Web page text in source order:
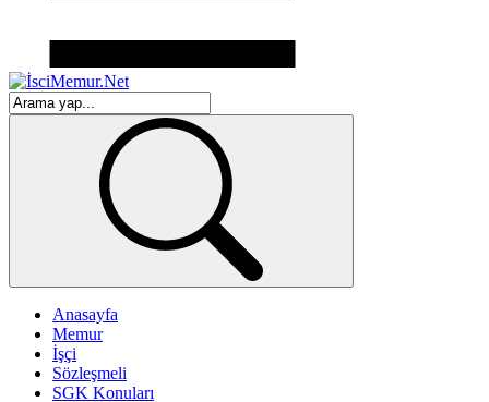
Anasayfa
Memur
İşçi
Sözleşmeli
SGK Konuları